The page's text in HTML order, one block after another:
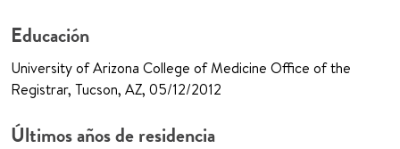
Educación
University of Arizona College of Medicine Office of the
Registrar, Tucson, AZ, 05/12/2012
Últimos años de residencia